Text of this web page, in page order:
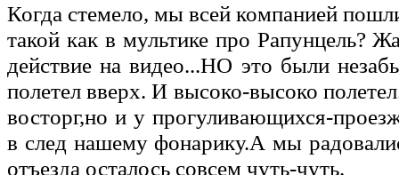
Когда стемело, мы всей компанией
такой как в мультике про Рапунцель?
действие на видео...НО это были
полетел вверх. И высоко-высоко
восторг,но и у прогуливающихся-
в след нашему фонарику.А мы
отъезда осталось совсем чуть-чуть.